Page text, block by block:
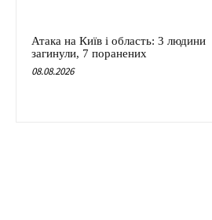
Атака на Київ і область: 3 людини
загинули, 7 поранених
08.08.2026